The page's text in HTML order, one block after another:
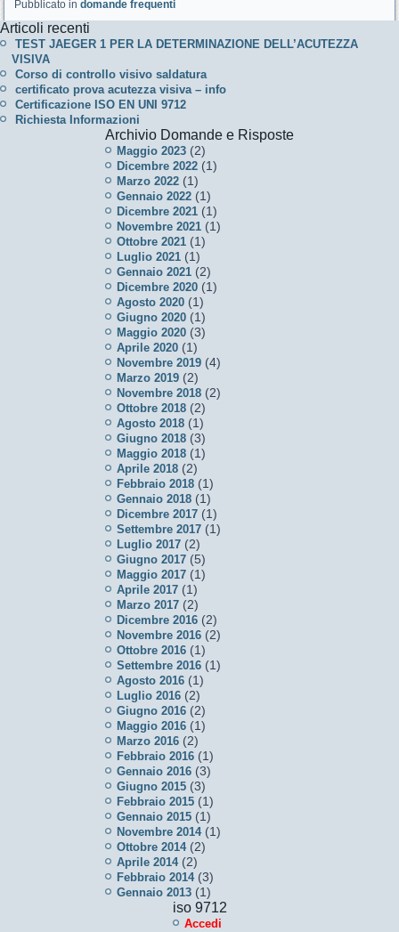
Pubblicato in domande frequenti
Articoli recenti
TEST JAEGER 1 PER LA DETERMINAZIONE DELL’ACUTEZZA
VISIVA
Corso di controllo visivo saldatura
certificato prova acutezza visiva – info
Certificazione ISO EN UNI 9712
Richiesta Informazioni
Archivio Domande e Risposte
Maggio 2023 (2)
Dicembre 2022 (1)
Marzo 2022 (1)
Gennaio 2022 (1)
Dicembre 2021 (1)
Novembre 2021 (1)
Ottobre 2021 (1)
Luglio 2021 (1)
Gennaio 2021 (2)
Dicembre 2020 (1)
Agosto 2020 (1)
Giugno 2020 (1)
Maggio 2020 (3)
Aprile 2020 (1)
Novembre 2019 (4)
Marzo 2019 (2)
Novembre 2018 (2)
Ottobre 2018 (2)
Agosto 2018 (1)
Giugno 2018 (3)
Maggio 2018 (1)
Aprile 2018 (2)
Febbraio 2018 (1)
Gennaio 2018 (1)
Dicembre 2017 (1)
Settembre 2017 (1)
Luglio 2017 (2)
Giugno 2017 (5)
Maggio 2017 (1)
Aprile 2017 (1)
Marzo 2017 (2)
Dicembre 2016 (2)
Novembre 2016 (2)
Ottobre 2016 (1)
Settembre 2016 (1)
Agosto 2016 (1)
Luglio 2016 (2)
Giugno 2016 (2)
Maggio 2016 (1)
Marzo 2016 (2)
Febbraio 2016 (1)
Gennaio 2016 (3)
Giugno 2015 (3)
Febbraio 2015 (1)
Gennaio 2015 (1)
Novembre 2014(1)
Ottobre 2014(2)
Aprile 2014(2)
Febbraio 2014(3)
Gennaio 2013 (1)
iso 9712
Accedi